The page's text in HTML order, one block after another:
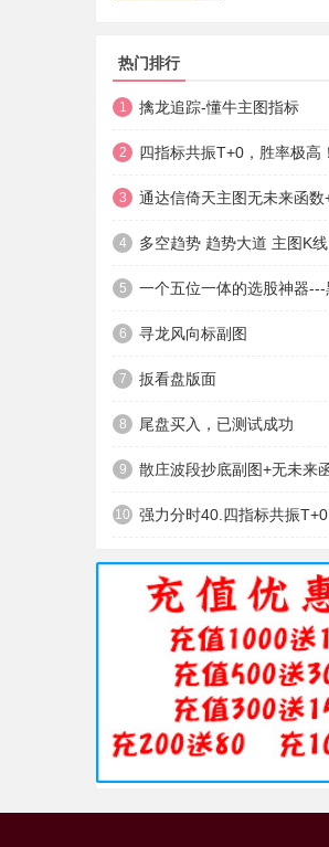
热门排行
1 擒龙追踪-懂牛主图指标
2
3 通达信倚天主图无未来函数
4 多空趋势 趋势大道 主图K线
5
6 寻龙风向标副图
7 扳看盘版面
8 尾盘买入，已测试成功
9 散庄波段抄底副图+无未来
10 强力分时40.四指标共振T+0